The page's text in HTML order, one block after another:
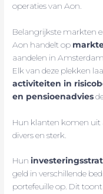
operaties van Aon.
Belangrijkste markten
Aon handelt op
aandelen in
Elk van deze plekken
activiteiten in
en pensioenadvies
Hun klanten komen uit
divers en sterk.
Hun
geld in verschillende
portefeuille op. Dit